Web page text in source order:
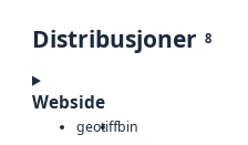
Distribusjoner 8
Webside
geotiffbin